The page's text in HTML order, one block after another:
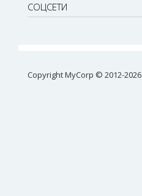
СОЦСЕТИ
Copyright MyCorp © 2012-2026